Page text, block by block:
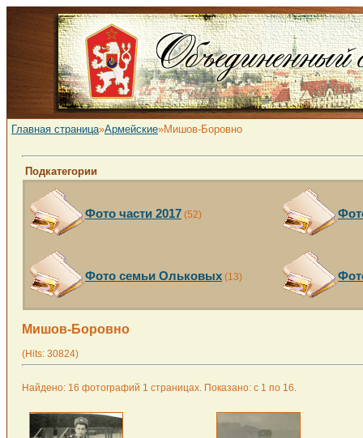
Главная страница»Армейские»Мишов-Боровно
Подкатегории
Фото части 2017 (52)
Фото семьи Ольковых (13)
Мишов-Боровно
(Hits: 30824)
Найдено: 16 фотографий 1 страницах. Показано: с 1 по 16.